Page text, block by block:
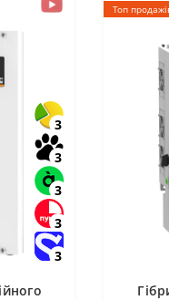
3
3
3
3
3
Топ